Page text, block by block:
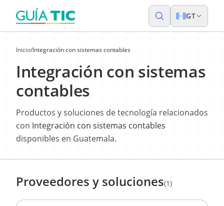
GT
Inicio/Integración con sistemas contables
Integración con sistemas
contables
Productos y soluciones de tecnología relacionados
conIntegración con sistemas contables
disponibles en Guatemala.
Proveedores y soluciones(1)